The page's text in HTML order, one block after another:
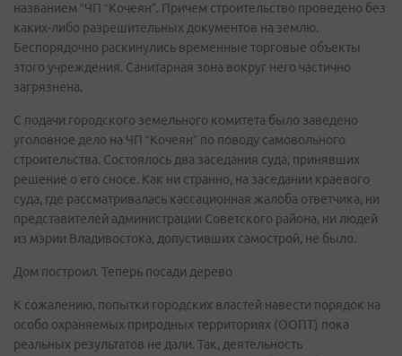
названием “ЧП “Кочеян”. Причем строительство проведено без
каких-либо разрешительных документов на землю.
Беспорядочно раскинулись временные торговые объекты
этого учреждения. Санитарная зона вокруг него частично
загрязнена.
С подачи городского земельного комитета было заведено
уголовное дело на ЧП “Кочеян” по поводу самовольного
строительства. Состоялось два заседания суда, принявших
решение о его сносе. Как ни странно, на заседании краевого
суда, где рассматривалась кассационная жалоба ответчика, ни
представителей администрации Советского района, ни людей
из мэрии Владивостока, допустивших самострой, не было.
Дом построил. Теперь посади дерево
К сожалению, попытки городских властей навести порядок на
особо охраняемых природных территориях (ООПТ) пока
реальных результатов не дали. Так, деятельность